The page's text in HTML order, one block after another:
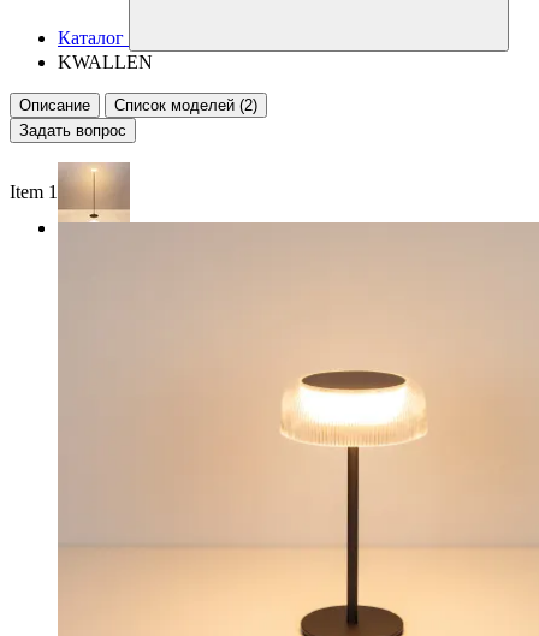
Каталог
KWALLEN
Описание
Список моделей (2)
Задать вопрос
Item 1 of 2